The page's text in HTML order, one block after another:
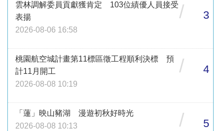
雲林調解委員貢獻獲肯定 103位績優人員接受
表揚
2026-08-06 16:58
/ 3
桃園航空城計畫第11標區徵工程順利決標 預
計11月開工
2026-08-08 10:19
/ 4
「蓮」映山豬湖 漫遊初秋好時光
2026-08-08 10:13
/ 5